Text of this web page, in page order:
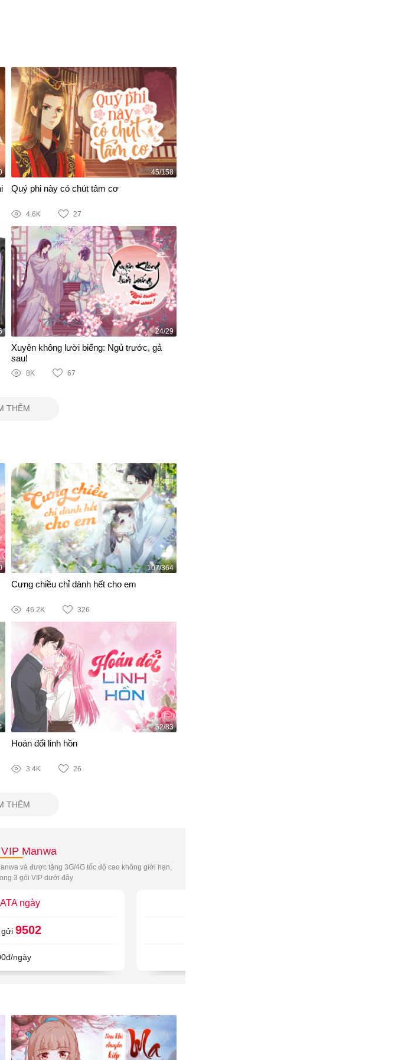
45/158
Quý phi này có chút tâm cơ
4.6K 27
24/29
Xuyên không lười biếng: Ngủ trước, gả
sau!
8K 67
THÊM
107/364
Cưng chiều chỉ dành hết cho em
46.2K 326
52/83
Hoán đổi linh hồn
3.4K 26
THÊM
Manwa
và được tặng 3G/4G tốc độ cao không giới hạn,
3 gói VIP dưới đây
ngày
gửi9502
ngày